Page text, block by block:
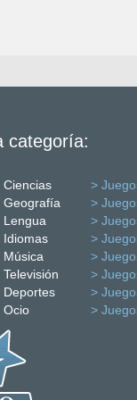
categoría:
Ciencias >
Geografía >
Lengua >
Idiomas >
Música >
Televisión >
Deportes >
Ocio >